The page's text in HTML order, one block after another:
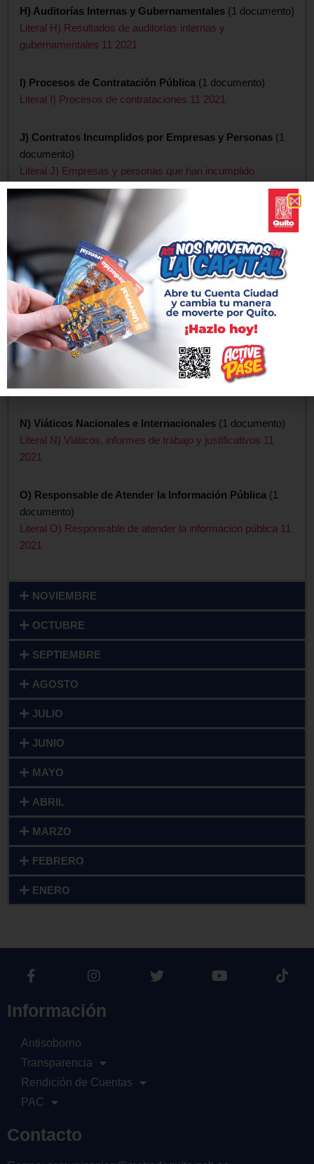
H) Auditorías Internas y Gubernamentales (1 documento)
Literal H) Resultados de auditorías internas y
gubernamentales 11 2021
I) Procesos de Contratación Pública (1 documento)
Literal I) Procesos de contrataciones 11 2021
J) Contratos Incumplidos por Empresas y Personas (1
documento)
Literal J) Empresas y personas que han incumplido
contratos 11 2021
K) Planes y Programas
(1 documento)
Literal K) Planes y programas en ejecución 11 2021
L) Contratos de Crédito Externos o Internos(1
documento)
Literal L) Contratos de crédito externos o internos 11 2021
M) Mecanismos de Rendición Cuentas (1 documento)
Literal M) Mecanismos de rendición de cuentas a la
N) Viáticos Nacionales e Internacionales (1 documento)
Literal N) Viáticos, informes de trabajo y justificativos 11
2021
O) Responsable de Atender la Información Pública (1
documento)
Literal O) Responsable de atender la información pública 11
2021
NOVIEMBRE
OCTUBRE
SEPTIEMBRE
AGOSTO
JULIO
JUNIO
MAYO
ABRIL
MARZO
FEBRERO
ENERO
Información
Antisoborno
Transparencia
Rendición de Cuentas
PAC
Contacto